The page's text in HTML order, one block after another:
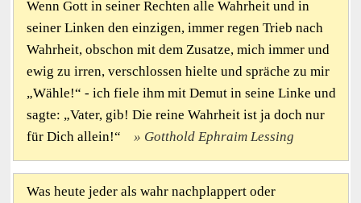
Wenn Gott in seiner Rechten alle Wahrheit und in
seiner Linken den einzigen, immer regen Trieb nach
Wahrheit, obschon mit dem Zusatze, mich immer und
ewig zu irren, verschlossen hielte und spräche zu mir
„Wähle!“ - ich fiele ihm mit Demut in seine Linke und
sagte: „Vater, gib! Die reine Wahrheit ist ja doch nur
für Dich allein!“
Gotthold Ephraim Lessing
Was heute jeder als wahr nachplappert oder